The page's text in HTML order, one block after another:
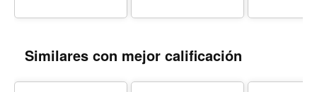
Similares con mejor calificación